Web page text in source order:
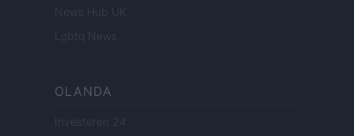
News Hub UK
Lgbtq News
OLANDA
Investeren 24